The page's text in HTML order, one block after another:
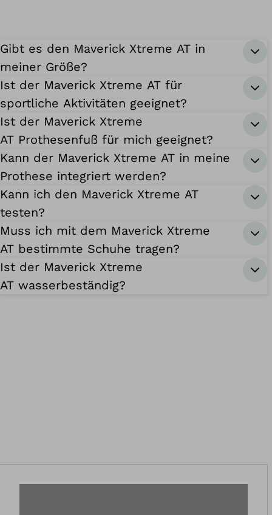
Gibt es den Maverick Xtreme AT in
meiner Größe?
Ist der Maverick Xtreme AT für
sportliche Aktivitäten geeignet?
Ist der Maverick Xtreme
AT Prothesenfuß für mich geeignet?
Kann der Maverick Xtreme AT in meine
Prothese integriert werden?
Kann ich den Maverick Xtreme AT
testen?
Muss ich mit dem Maverick Xtreme
AT bestimmte Schuhe tragen?
Ist der Maverick Xtreme
AT wasserbeständig?